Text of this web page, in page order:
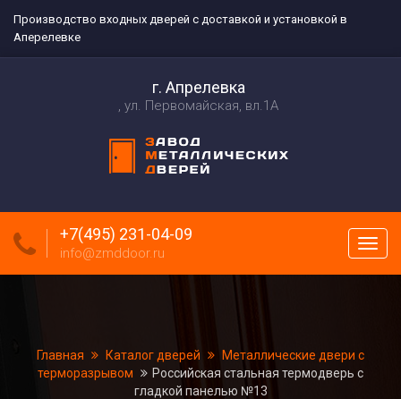
Производство входных дверей с доставкой и установкой в
Аперелевке
г. Апрелевка
ул. Первомайская, вл.1А
меню
+7(495) 231-04-09
info@zmddoor.ru
Главная Каталог дверей
Металлические двери с
терморазрывом
Российская стальная термодверь с
гладкой панелью №13